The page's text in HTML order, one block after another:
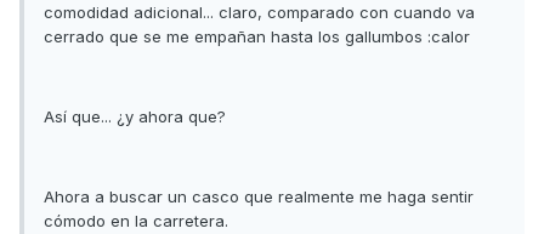
comodidad adicional... claro, comparado con cuando va
cerrado que se me empañan hasta los gallumbos :calor
Así que... ¿y ahora que?
Ahora a buscar un casco que realmente me haga sentir
cómodo en la carretera.